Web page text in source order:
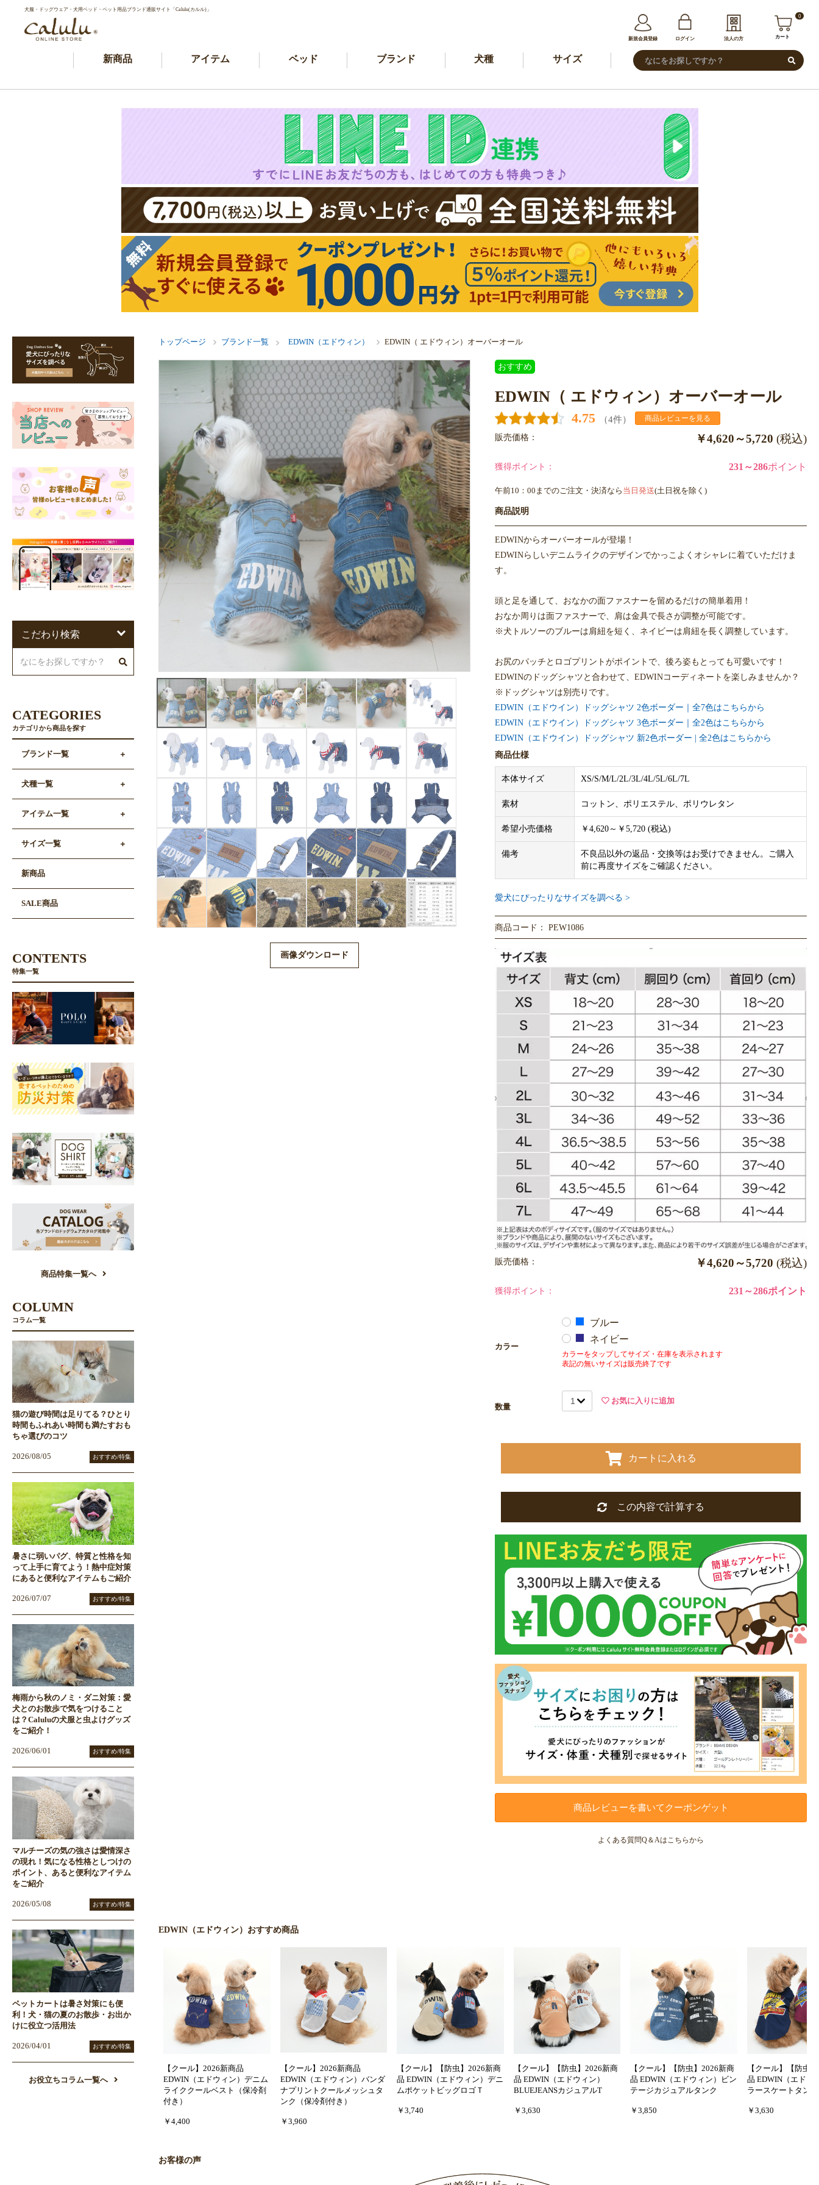
犬服・ドッグウェア・犬用ベッド・ペット用品ブランド通販サイト「Calulu(カルル)」
新規会員登録 ログイン 法人の方
0
カート
新商品 アイテム ベッド ブランド 犬種 サイズ
トップページ ブランド一覧 EDWIN（エドウィン） EDWIN（ エドウィン）オーバーオール
画像ダウンロード
おすすめ
EDWIN（ エドウィン）オーバーオール
4.75 （4件） 商品レビューを見る
販売価格： ￥4,620～5,720 (税込)
獲得ポイント： 231～286ポイント
午前10：00までのご注文・決済なら 当日発送(土日祝を除く)
商品説明
EDWINからオーバーオールが登場！
EDWINらしいデニムライクのデザインでかっこよくオシャレに着ていただけま
す。
頭と足を通して、おなかの面ファスナーを留めるだけの簡単着用！
おなか周りは面ファスナーで、肩は金具で長さが調整が可能です。
※犬トルソーのブルーは肩紐を短く、ネイビーは肩紐を長く調整しています。
お尻のパッチとロゴプリントがポイントで、後ろ姿もとっても可愛いです！
EDWINのドッグシャツと合わせて、EDWINコーディネートを楽しみませんか？
※ドッグシャツは別売りです。
EDWIN（エドウイン）ドッグシャツ 2色ボーダー｜全7色はこちらから
EDWIN（エドウイン）ドッグシャツ 3色ボーダー｜全2色はこちらから
EDWIN（エドウイン）ドッグシャツ 新2色ボーダー | 全2色はこちらから
◆本商品はサイズによって価格が異なります
XS、S、M、L、2L、3L：税込4,620円
4L、5L、6L、7L：税込5,720円
※サイズ表は犬のボディサイズとなります。
服のサイズは素材やデザインによって若干のサイズに誤差が生じる場合がござい
ます。
商品仕様
本体サイズ XS/S/M/L/2L/3L/4L/5L/6L/7L
素材 コットン、ポリエステル、ポリウレタン
希望小売価格 ￥4,620～￥5,720 (税込)
備考
不良品以外の返品・交換等はお受けできません。ご購入
前に再度サイズをご確認ください。
愛犬にぴったりなサイズを調べる >
商品コード： PEW1086
販売価格： ￥4,620～5,720 (税込)
獲得ポイント： 231～286ポイント
カラー
ブルー
ネイビー
カラーをタップしてサイズ・在庫を表示されます
表記の無いサイズは販売終了です
数量
お気に入りに追加
カートに入れる
この内容で計算する
商品レビューを書いてクーポンゲット
よくある質問Q＆Aはこちらから
EDWIN（エドウィン）おすすめ商品
【クール】2026新商品
EDWIN（エドウィン）デニム
ライククールベスト（保冷剤
付き）
￥4,400
【クール】2026新商品
EDWIN（エドウィン）バンダ
ナプリントクールメッシュタ
ンク（保冷剤付き）
￥3,960
【クール】【防虫】2026新商
品 EDWIN（エドウィン）デニ
ムポケットビッグロゴＴ
￥3,740
【クール】【防虫】2026新商
品 EDWIN（エドウィン）
BLUEJEANSカジュアルT
￥3,630
【クール】【防虫】2026新商
品 EDWIN（エドウィン）ビン
テージカジュアルタンク
￥3,850
【クール】【防虫
品 EDWIN（エドウ
ラースケートタンク
￥3,630
お客様の声
こだわり検索
CATEGORIES
カテゴリから商品を探す
ブランド一覧
犬種一覧
アイテム一覧
サイズ一覧
新商品
SALE商品
CONTENTS
特集一覧
商品特集一覧へ
COLUMN
コラム一覧
猫の遊び時間は足りてる？ひとり
時間もふれあい時間も満たすおも
ちゃ選びのコツ
2026/08/05 おすすめ/特集
暑さに弱いパグ、特質と性格を知
って上手に育てよう！熱中症対策
にあると便利なアイテムもご紹介
2026/07/07 おすすめ/特集
梅雨から秋のノミ・ダニ対策：愛
犬とのお散歩で気をつけること
は？Caluluの犬服と虫よけグッズ
をご紹介！
2026/06/01 おすすめ/特集
マルチーズの気の強さは愛情深さ
の現れ！気になる性格としつけの
ポイント、あると便利なアイテム
をご紹介
2026/05/08 おすすめ/特集
ペットカートは暑さ対策にも便
利！犬・猫の夏のお散歩・お出か
けに役立つ活用法
2026/04/01 おすすめ/特集
お役立ちコラム一覧へ